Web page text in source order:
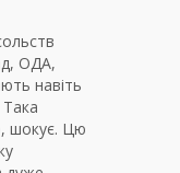
ОДА,
навіть
шокує. Цю